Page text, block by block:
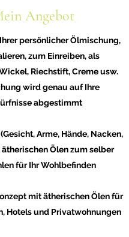
Angebot
persönlicher Ölmischung,
zum Einreiben, als
Riechstift, Creme usw.
wird genau auf Ihre
abgestimmt
Arme, Hände, Nacken,
Ölen zum selber
für Ihr Wohlbefinden
mit ätherischen Ölen für
Hotels und Privatwohnungen